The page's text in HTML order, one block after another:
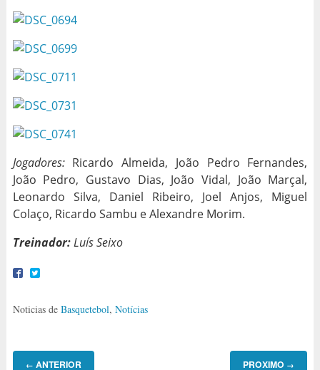
Jogadores:Ricardo Almeida, João Pedro Fernandes,
João Pedro, Gustavo Dias, João Vidal, João Marçal,
Leonardo Silva, Daniel Ribeiro, Joel Anjos, Miguel
Colaço, Ricardo Sambu e Alexandre Morim.
Treinador:Luís Seixo
Noticias de Basquetebol, Notícias
← ANTERIOR PROXIMO →